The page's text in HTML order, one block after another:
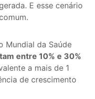
E esse cenário
Mundial da Saúde
entre 10% e 30%
a mais de 1
de crescimento